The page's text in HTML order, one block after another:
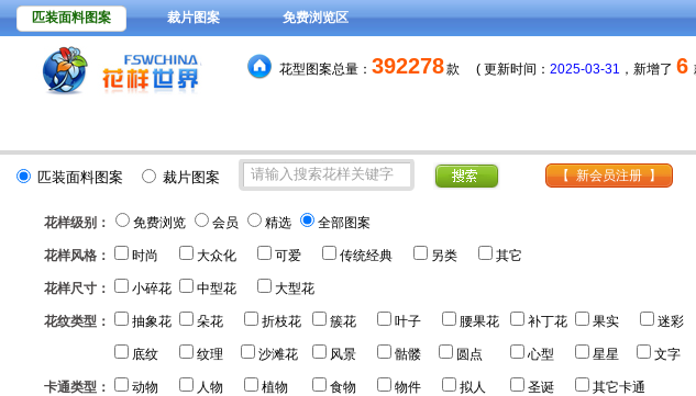
匹装面料图案 裁片图案 免费浏览区
花型图案总量： 392278款 ( 更新时间： 2025-03-31 ，新增了 6
匹装面料图案 裁片图案 【 新会员注册 】
花样级别： 免费浏览 会员 精选 全部图案
花样风格： 时尚 大众化 可爱 传统经典 另类 其它
花样尺寸： 小碎花 中型花 大型花
花纹类型： 抽象花 朵花 折枝花 簇花 叶子 腰果花 补丁花 果实 迷彩
底纹 纹理 沙滩花 风景 骷髅 圆点 心型 星星 文字
卡通类型： 动物 人物 植物 食物 物件 拟人 圣诞 其它卡通